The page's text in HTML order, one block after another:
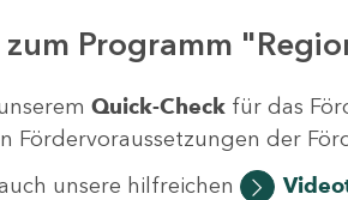
Programm
Quick-Check für das
Fördervoraussetzungen der
unsere hilfreichen